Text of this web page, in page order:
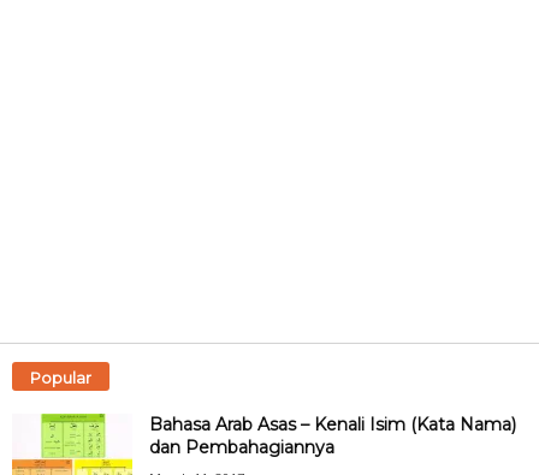
Popular
Bahasa Arab Asas – Kenali Isim (Kata Nama)
dan Pembahagiannya